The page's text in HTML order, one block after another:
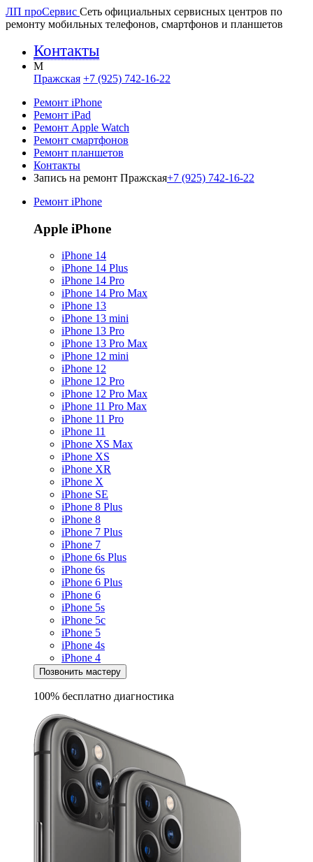
ЛП проСервис Сеть официальных сервисных центров по
ремонту мобильных телефонов, смартфонов и планшетов
Контакты
M
Пражская +7 (925) 742-16-22
Ремонт iPhone
Ремонт iPad
Ремонт Apple Watch
Ремонт смартфонов
Ремонт планшетов
Контакты
Запись на ремонт Пражская+7 (925) 742-16-22
Ремонт iPhone
Apple iPhone
iPhone 14
iPhone 14 Plus
iPhone 14 Pro
iPhone 14 Pro Max
iPhone 13
iPhone 13 mini
iPhone 13 Pro
iPhone 13 Pro Max
iPhone 12 mini
iPhone 12
iPhone 12 Pro
iPhone 12 Pro Max
iPhone 11 Pro Max
iPhone 11 Pro
iPhone 11
iPhone XS Max
iPhone XS
iPhone XR
iPhone X
iPhone SE
iPhone 8 Plus
iPhone 8
iPhone 7 Plus
iPhone 7
iPhone 6s Plus
iPhone 6s
iPhone 6 Plus
iPhone 6
iPhone 5s
iPhone 5c
iPhone 5
iPhone 4s
iPhone 4
Позвонить мастеру
100% бесплатно диагностика